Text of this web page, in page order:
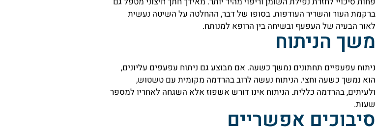
ברקמת העור והשריר העודפות. בסופו של דבר, ההחלטה על השיטה נעשית
לאור הבעיה של העפעף ובשיחה בין הרופא למנותח.
משך הניתוח
ניתוח עפעפיים תחתונים נמשך כשעה. אם מבוצע גם ניתוח עפעפים עליונים,
הוא נמשך כשעה וחצי. הניתוח נעשה לרוב בהרדמה מקומית עם טשטוש,
ולעיתים, בהרדמה כללית. הניתוח אינו דורש אשפוז אלא השגחה לאחריו למספר
שעות.
סיבוכים אפשריים